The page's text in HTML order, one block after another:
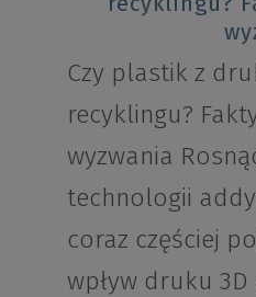
Czy plastik z
recyklingu?
wyzwania
technologii
coraz częściej
wpływ druku